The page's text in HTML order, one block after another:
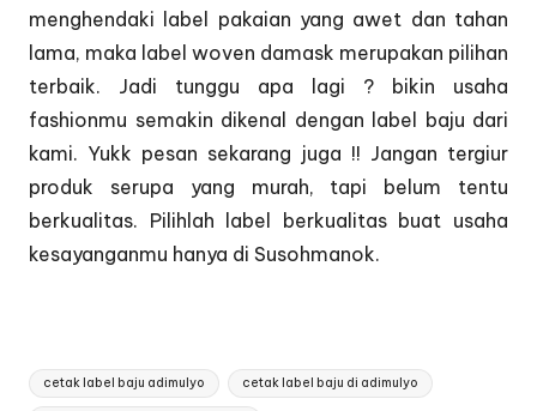
menghendaki label pakaian yang awet dan tahan
lama, maka label woven damask merupakan pilihan
terbaik. Jadi tunggu apa lagi ? bikin usaha
fashionmu semakin dikenal dengan label baju dari
kami. Yukk pesan sekarang juga !! Jangan tergiur
produk serupa yang murah, tapi belum tentu
berkualitas. Pilihlah label berkualitas buat usaha
kesayanganmu hanya di Susohmanok.
Tags:
cetak label baju adimulyo cetak label baju di adimulyo